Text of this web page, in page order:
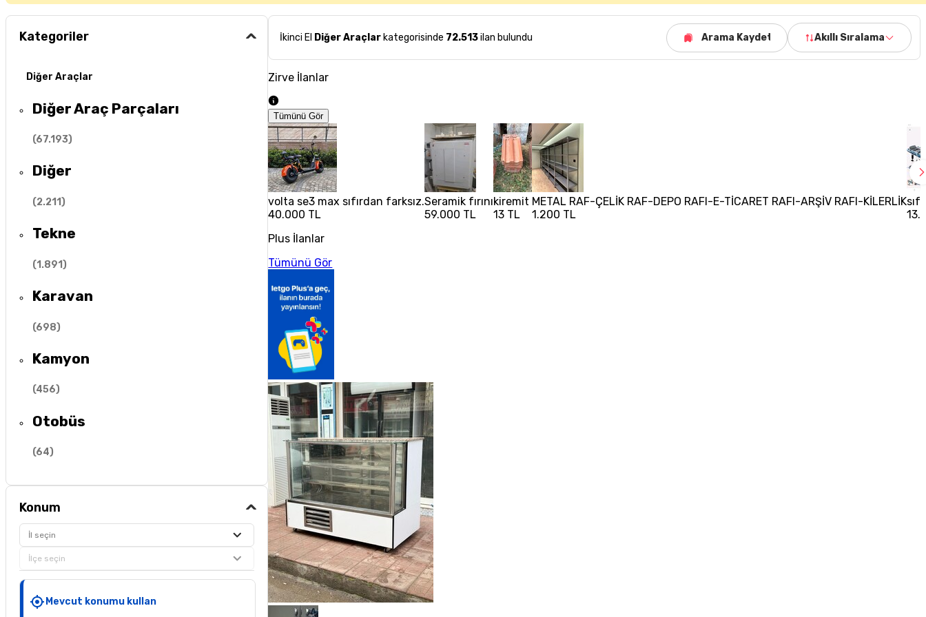
Kategoriler
Diğer Araçlar
Diğer Araç Parçaları
(67.193)
Diğer
(2.211)
Tekne
(1.891)
Karavan
(698)
Kamyon
(456)
Otobüs
(64)
Konum
İl seçin
İlçe seçin
Mevcut konumu kullan
İkinci El Diğer Araçlar kategorisinde 72.513ilan bulundu Arama Kaydet Akıllı Sıralama
Zirve İlanlar
Tümünü Gör
volta se3 max sıfırdan farksız.
40.000 TL
Seramik fırını
59.000 TL
kiremit
13 TL
METAL RAF-ÇELİK RAF-DEPO RAFI-E-TİCARET RAFI-ARŞİV RAFI-KİLERLİK
1.200 TL
Plus İlanlar
Tümünü Gör